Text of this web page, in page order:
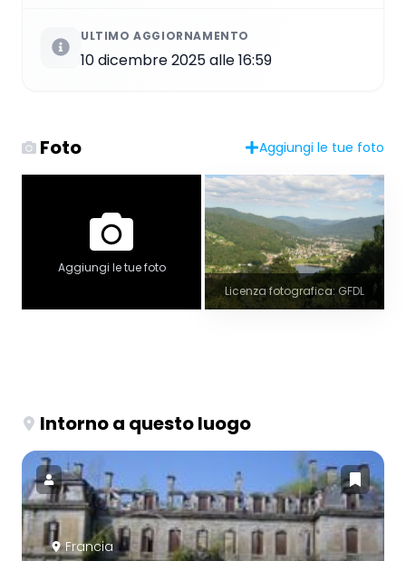
ULTIMO AGGIORNAMENTO
10 dicembre 2025 alle 16:59
Foto Aggiungi le tue foto
Aggiungi le tue foto
Licenza fotografica: GFDL
Intorno a questo luogo
Francia